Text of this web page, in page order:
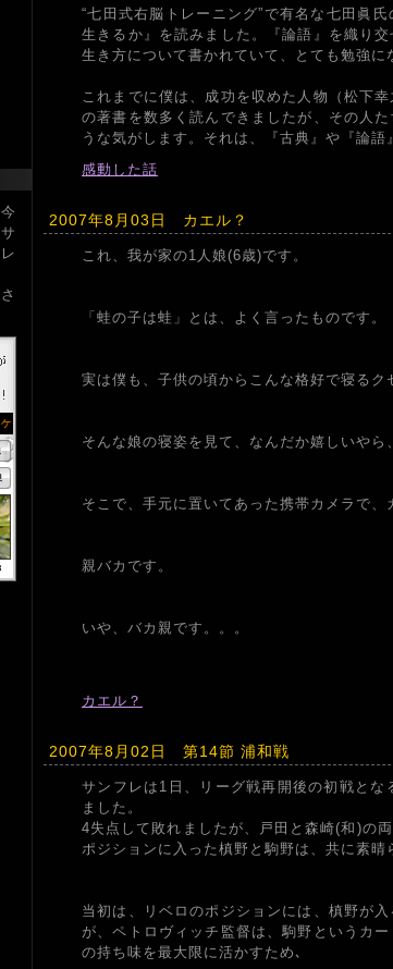
“七田式右脳トレーニング”で有名な七田眞
生きるか』を読みました。『論語』を織り
生き方について書かれていて、とても勉強に
これまでに僕は、成功を収めた人物（松下
の著書を数多く読んできましたが、その人
うな気がします。それは、『古典』や『論語
感動した話
2007年8月03日 カエル？
これ、我が家の1人娘(6歳)です。
「蛙の子は蛙」とは、よく言ったものです。
実は僕も、子供の頃からこんな格好で寝るク
そんな娘の寝姿を見て、なんだか嬉しいや
そこで、手元に置いてあった携帯カメラで、
親バカです。
いや、バカ親です。。。
カエル？
2007年8月02日 第14節 浦和戦
サンフレは1日、リーグ戦再開後の初戦とな
ました。
4失点して敗れましたが、戸田と森崎(和)の
ポジションに入った槙野と駒野は、共に素晴
当初は、リベロのポジションには、槙野が
が、ペトロヴィッチ監督は、駒野というカ
の持ち味を最大限に活かすため､